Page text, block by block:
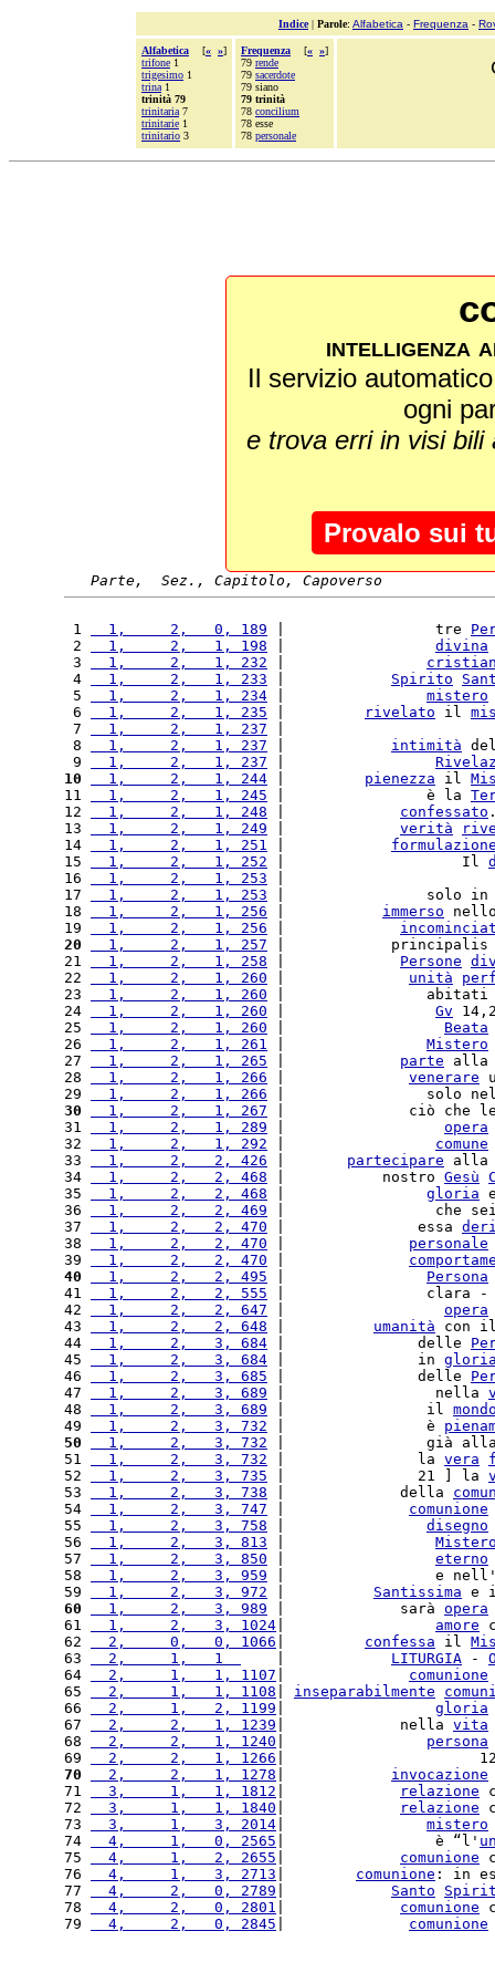
Indice| Parole: Alfabetica - Frequenza -
Alfabetica [« »]
trifone 1
trigesimo 1
trina 1
trinità 79
trinitaria 7
trinitarie 1
trinitario 3
Frequenza [« »]
79 rende
79 sacerdote
79 siano
79 trinità
78 concilium
78 esse
78 personale
intelligenza
Il servizio
ogni
e trova erri in visi
Provalo sui
Parte,  Sez., Capitolo, Capoverso
1
  1,     2,   0, 189
|                 tre
2
  1,     2,   1, 198
divina
3
  1,     2,   1, 232
4
  1,     2,   1, 233
Spirito
5
  1,     2,   1, 234
mistero
6
  1,     2,   1, 235
rivelato il
7
  1,     2,   1, 237
8
  1,     2,   1, 237
intimità
9
  1,     2,   1, 237
10
  1,     2,   1, 244
pienezza il
11
  1,     2,   1, 245
|                è la
12
  1,     2,   1, 248
confessato
13
  1,     2,   1, 249
verità
14
  1,     2,   1, 251
15
  1,     2,   1, 252
|                    Il
16
  1,     2,   1, 253
17
  1,     2,   1, 253
|                solo in
18
  1,     2,   1, 256
immerso
19
  1,     2,   1, 256
20
  1,     2,   1, 257
|            principalis
21
  1,     2,   1, 258
Persone
22
  1,     2,   1, 260
unità
23
  1,     2,   1, 260
|                abitati
24
  1,     2,   1, 260
Gv
25
  1,     2,   1, 260
Beata
26
  1,     2,   1, 261
Mistero
27
  1,     2,   1, 265
parte
28
  1,     2,   1, 266
venerare
29
  1,     2,   1, 266
|                solo
30
  1,     2,   1, 267
|              ciò che le
31
  1,     2,   1, 289
opera
32
  1,     2,   1, 292
comune
33
  1,     2,   2, 426
partecipare
34
  1,     2,   2, 468
|           nostro Gesù
35
  1,     2,   2, 468
gloria
36
  1,     2,   2, 469
|                 che sei
37
  1,     2,   2, 470
|               essa
38
  1,     2,   2, 470
personale
39
  1,     2,   2, 470
40
  1,     2,   2, 495
Persona
41
  1,     2,   2, 555
|                clara
42
  1,     2,   2, 647
opera
43
  1,     2,   2, 648
umanità con
44
  1,     2,   3, 684
|               delle
45
  1,     2,   3, 684
|               in
46
  1,     2,   3, 685
|               delle
47
  1,     2,   3, 689
|                 nella
48
  1,     2,   3, 689
|                il
49
  1,     2,   3, 732
|                è
50
  1,     2,   3, 732
|                già
51
  1,     2,   3, 732
|               la vera
52
  1,     2,   3, 735
|               21 ] la
53
  1,     2,   3, 738
|             della
54
  1,     2,   3, 747
comunione
55
  1,     2,   3, 758
disegno
56
  1,     2,   3, 813
57
  1,     2,   3, 850
eterno
58
  1,     2,   3, 959
|                 e
59
  1,     2,   3, 972
Santissima e
60
  1,     2,   3, 989
|             sarà opera
61
  1,     2,   3, 1024
amore
62
  2,     0,   0, 1066
confessa il
63
  2,     1,   1
LITURGIA -
64
  2,     1,   1, 1107
comunione
65
  2,     1,   1, 1108
inseparabilmente
66
  2,     1,   2, 1199
gloria
67
  2,     2,   1, 1239
|             nella vita
68
  2,     2,   1, 1240
persona
69
  2,     2,   1, 1266
|
70
  2,     2,   1, 1278
invocazione
71
  3,     1,   1, 1812
relazione
72
  3,     1,   1, 1840
relazione
73
  3,     1,   3, 2014
mistero
74
  4,     1,   0, 2565
|                 è “l'
75
  4,     1,   2, 2655
comunione
76
  4,     1,   3, 2713
comunione : in
77
  4,     2,   0, 2789
Santo
78
  4,     2,   0, 2801
comunione
79
  4,     2,   0, 2845
comunione